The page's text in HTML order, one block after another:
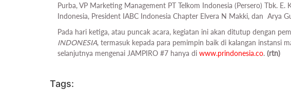
Purba, VP Marketing Management PT Telkom Indonesia (Persero) Tbk. E.
Indonesia, President IABC Indonesia Chapter Elvera N Makki, dan Arya
Pada hari ketiga, atau puncak acara, kegiatan ini akan ditutup dengan
INDONESIA, termasuk kepada para pemimpin baik di kalangan instansi
selanjutnya mengenai JAMPIRO #7 hanya di www.prindonesia.co. (rtn)
Tags: